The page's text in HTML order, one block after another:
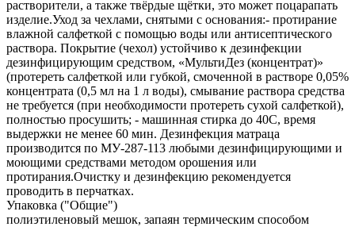
растворители, а также твёрдые щётки, это может поцарапать
изделие.Уход за чехлами, снятыми с основания:- протирание
влажной салфеткой с помощью воды или антисептического
раствора. Покрытие (чехол) устойчиво к дезинфекции
дезинфицирующим средством, «МультиДез (концентрат)»
(протереть салфеткой или губкой, смоченной в растворе 0,05%
концентрата (0,5 мл на 1 л воды), смывание раствора средства
не требуется (при необходимости протереть сухой салфеткой),
полностью просушить; - машинная стирка до 40С, время
выдержки не менее 60 мин. Дезинфекция матраца
производится по МУ‐287‐113 любыми дезинфицирующими и
моющими средствами методом орошения или
протирания.Очистку и дезинфекцию рекомендуется
проводить в перчатках.
Упаковка ("Общие")
полиэтиленовый мешок, запаян термическим способом